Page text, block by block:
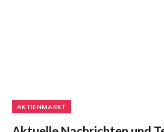
AKTIENMARKT